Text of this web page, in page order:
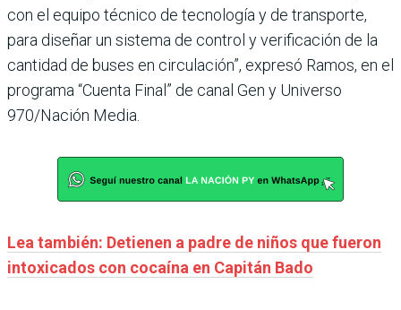
con el equipo técnico de tecnología y de transporte,
para diseñar un sistema de control y verificación de la
cantidad de buses en circulación”, expresó Ramos, en el
programa “Cuenta Final” de canal Gen y Universo
970/Nación Media.
Lea también: Detienen a padre de niños que fueron
intoxicados con cocaína en Capitán Bado